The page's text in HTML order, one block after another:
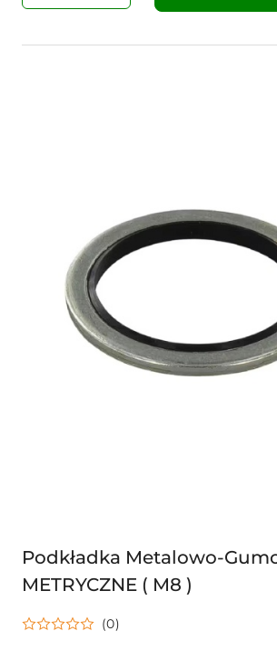
Podkładka Metalowo-
METRYCZNE ( M8 )
(0)